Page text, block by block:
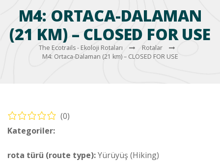
M4: ORTACA-DALAMAN
(21 KM) – CLOSED FOR USE
The Ecotrails - Ekoloji Rotaları
Rotalar
M4: Ortaca-Dalaman (21 km) – CLOSED FOR USE
(0)
Kategoriler:
Yürüyüş – Orta Rotası (Hiking – Middle Route)
rota türü (route type):Yürüyüş (Hiking)